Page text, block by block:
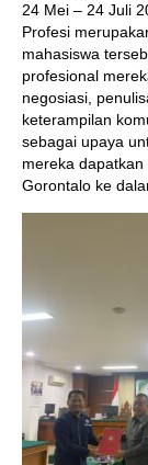
24 Mei – 24 Juli
Profesi
mahasiswa
profesional
negosiasi,
keterampilan
sebagai upaya
mereka
Gorontalo ke